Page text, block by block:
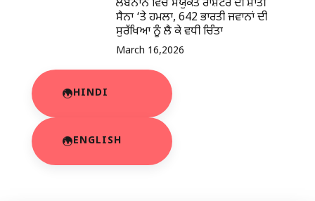
ਲੇਬਨਾਨ ਵਿੱਚ ਸੰਯੁਕਤ ਰਾਸ਼ਟਰ ਦੀ ਸ਼ਾਂਤੀ
ਸੈਨਾ ‘ਤੇ ਹਮਲਾ, 642 ਭਾਰਤੀ ਜਵਾਨਾਂ ਦੀ
ਸੁਰੱਖਿਆ ਨੂੰ ਲੈ ਕੇ ਵਧੀ ਚਿੰਤਾ
March 16,2026
HINDI
ENGLISH